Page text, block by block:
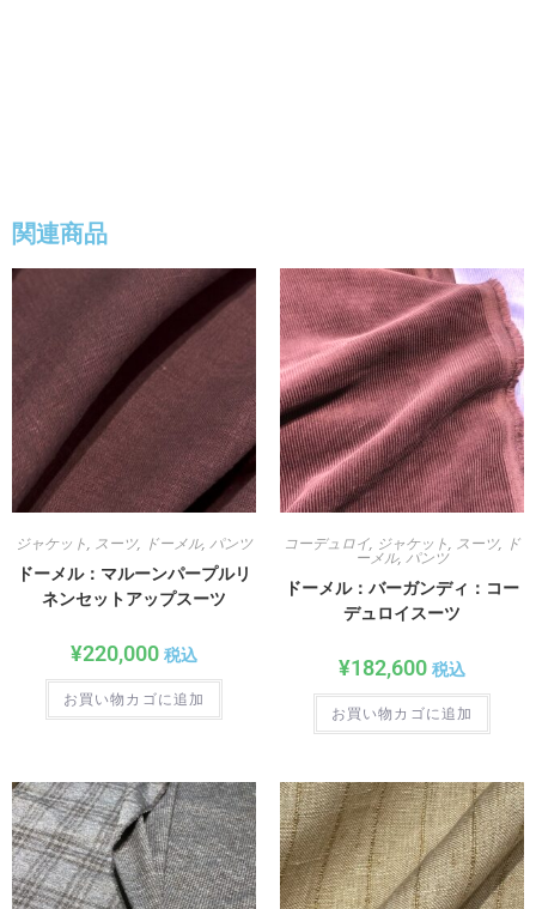
関連商品
ジャケット, スーツ, ドーメル, パンツ
ドーメル：マルーンパープルリ
ネンセットアップスーツ
¥220,000 税込
お買い物カゴに追加
コーデュロイ, ジャケット, スーツ, ド
ーメル, パンツ
ドーメル：バーガンディ：コー
デュロイスーツ
¥182,600 税込
お買い物カゴに追加